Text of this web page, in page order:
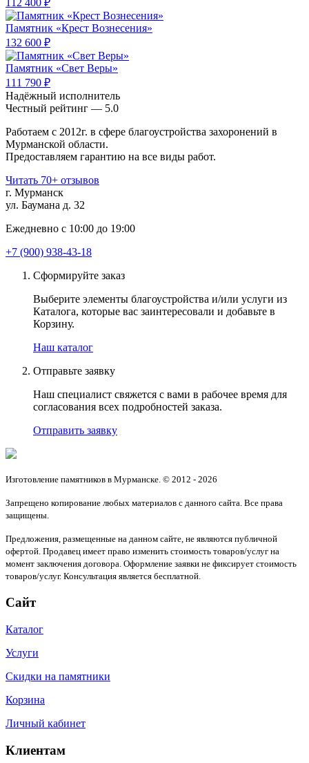
112 400 ₽
Памятник «Крест Вознесения»
132 600 ₽
Памятник «Свет Веры»
111 790 ₽
Надёжный исполнитель
Чеcтный рейтинг — 5.0
Работаем с 2012г. в сфере благоустройства захоронений в
Мурманской области.
Предоставляем гарантию на все виды работ.
Читать 70+ отзывов
г. Мурманск
ул. Баумана д. 32
Ежедневно с 10:00 до 19:00
+7 (900) 938-43-18
Сформируйте заказ
Выберите элементы благоустройства и/или услуги из
Каталога, которые вас заинтересовали и добавьте в
Корзину.
Наш каталог
Отправьте заявку
Наш специалист свяжется с вами в рабочее время для
согласования всех подробностей заказа.
Отправить заявку
Изготовление памятников в Мурманске. © 2012 - 2026
Запрещено копирование любых материалов с данного сайта. Все права
защищены.
Предложения, размещенные на данном сайте, не являются публичной
офертой. Продавец имеет право изменить стоимость товаров/услуг на
момент заключения договора. Оформление заявки не фиксирует стоимость
товаров/услуг. Консультация является бесплатной.
Сайт
Каталог
Услуги
Скидки на памятники
Корзина
Личный кабинет
Клиентам